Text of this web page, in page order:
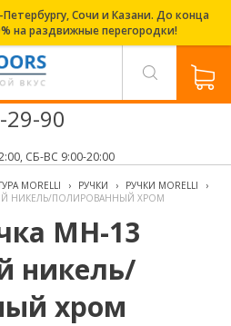
Сочи и Казани. До конца
на раздвижные перегородки!
29-90
СБ-ВС 9:00-20:00
MORELLI › РУЧКИ › РУЧКИ MORELLI
›
НИКЕЛЬ/ПОЛИРОВАННЫЙ ХРОМ
MH-13
никель/
хром